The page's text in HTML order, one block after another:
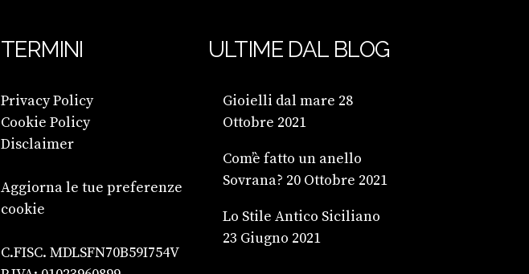
TERMINI
Privacy Policy
Cookie Policy
Disclaimer
Aggiorna le tue preferenze
cookie
C.FISC. MDLSFN70B59I754V
ULTIME DAL BLOG
Gioielli dal mare 28
Ottobre 2021
Com’è fatto un anello
Sovrana? 20 Ottobre 2021
Lo Stile Antico Siciliano
23 Giugno 2021